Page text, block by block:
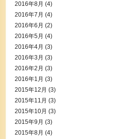
2016年8月 (4)
2016年7月 (4)
2016年6月 (2)
2016年5月 (4)
2016年4月 (3)
2016年3月 (3)
2016年2月 (3)
2016年1月 (3)
2015年12月 (3)
2015年11月 (3)
2015年10月 (3)
2015年9月 (3)
2015年8月 (4)